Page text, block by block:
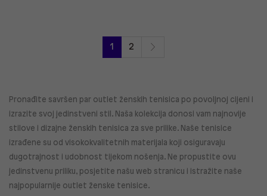
1 2
Pronađite savršen par outlet ženskih tenisica po povoljnoj cijeni i
izrazite svoj jedinstveni stil. Naša kolekcija donosi vam najnovije
stilove i dizajne ženskih tenisica za sve prilike. Naše tenisice
izrađene su od visokokvalitetnih materijala koji osiguravaju
dugotrajnost i udobnost tijekom nošenja. Ne propustite ovu
jedinstvenu priliku, posjetite našu web stranicu i istražite naše
najpopularnije outlet ženske tenisice.